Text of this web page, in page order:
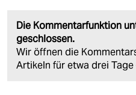
Die Kommentarfunktion
geschlossen.
Wir öffnen die
Artikeln für etwa drei Tage